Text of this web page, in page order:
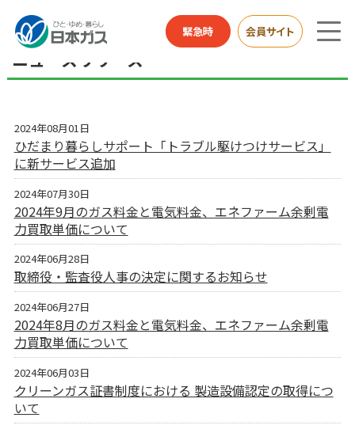
緊急時 会員サイト
総合HOME お知らせ ニュースリリース
ニュースリリース
2024年08月01日
ひだまり暮らしサポート「トラブル駆けつけサービス」
に新サービス追加
2024年07月30日
2024年9月のガス料金と電気料金、エネファーム余剰電
力買取単価について
2024年06月28日
取締役・監査役人事の決定に関するお知らせ
2024年06月27日
2024年8月のガス料金と電気料金、エネファーム余剰電
力買取単価について
2024年06月03日
クリーンガス証書制度における 製造設備認定の取得につ
いて